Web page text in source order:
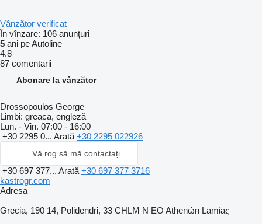
Vânzător verificat
În vînzare: 106 anunțuri
5 ani pe Autoline
4.8
87 comentarii
Abonare la vânzător
Drossopoulos George
Limbi: greaca, engleză
Lun. - Vin. 07:00 - 16:00
+30 2295 0... Arată +30 2295 022926
Vă rog să mă contactați
+30 697 377... Arată +30 697 377 3716
kastrogr.com
Adresa
Grecia, 190 14, Polidendri, 33 CHLM N EO Athenώn Lamίaς